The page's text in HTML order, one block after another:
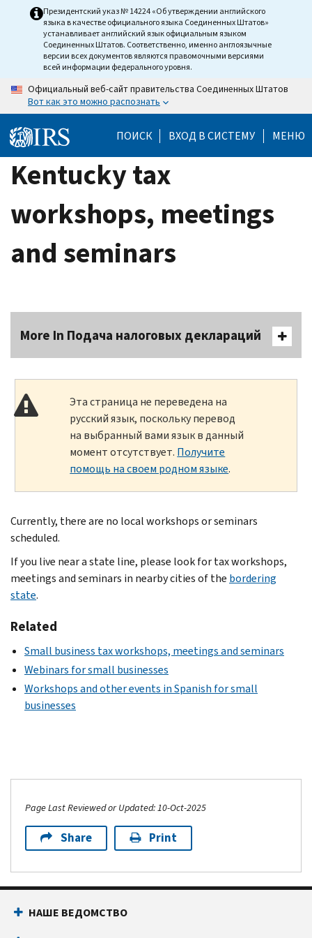
Президентский указ № 14224 «Об утверждении английского
языка в качестве официального языка Соединенных Штатов»
устанавливает английский язык официальным языком
Соединенных Штатов. Соответственно, именно англоязычные
версии всех документов являются правомочными версиями
всей информации федерального уровня.
Официальный веб-сайт правительства Соединенных Штатов
Вот как это можно распознать
ПОИСК ВХОД В СИСТЕМУ МЕНЮ
Kentucky tax
workshops, meetings
and seminars
More In Подача налоговых деклараций
Эта страница не переведена на
русский язык, поскольку перевод
на выбранный вами язык в данный
момент отсутствует. Получите
помощь на своем родном языке.
Currently, there are no local workshops or seminars
scheduled.
If you live near a state line, please look for tax workshops,
meetings and seminars in nearby cities of the bordering
state.
Related
Small business tax workshops, meetings and seminars
Webinars for small businesses
Workshops and other events in Spanish for small
businesses
Page Last Reviewed or Updated: 10-Oct-2025
Share Print
НАШЕ ВЕДОМСТВО